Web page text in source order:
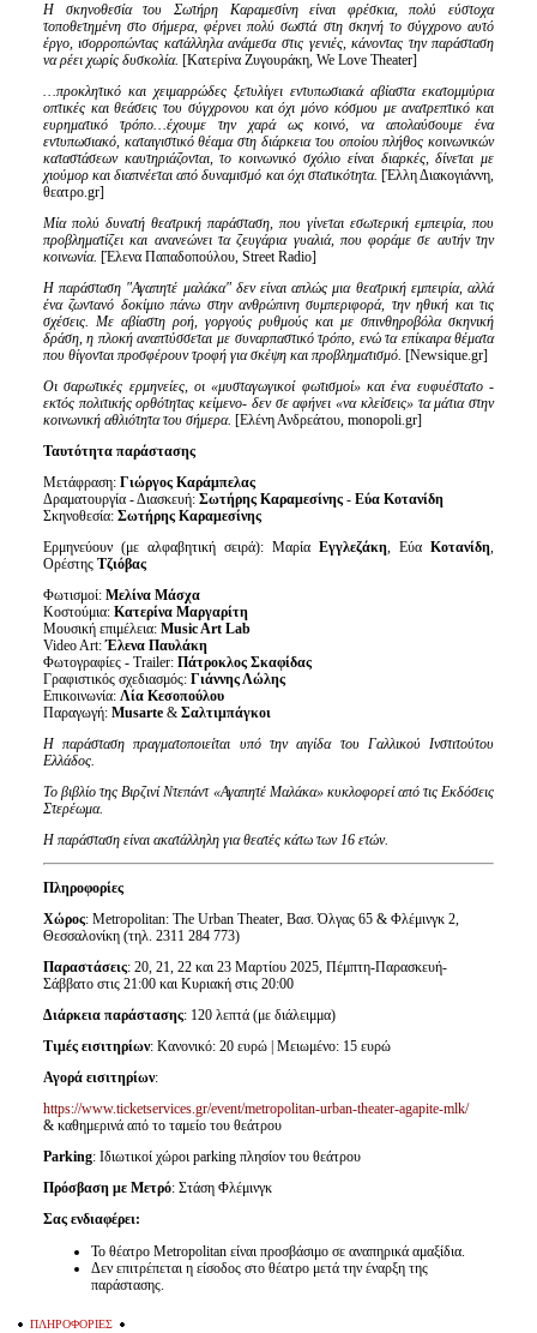
Η σκηνοθεσία του Σωτήρη Καραμεσίνη είναι φρέσκια, πολύ εύστοχα
τοποθετημένη στο σήμερα, φέρνει πολύ σωστά στη σκηνή το σύγχρονο αυτό
έργο, ισορροπώντας κατάλληλα ανάμεσα στις γενιές, κάνοντας την παράσταση
να ρέει χωρίς δυσκολία. [Κατερίνα Ζυγουράκη, We Love Theater]
…προκλητικό και χειμαρρώδες ξετυλίγει εντυπωσιακά αβίαστα εκατομμύρια
οπτικές και θεάσεις του σύγχρονου και όχι μόνο κόσμου με ανατρεπτικό και
ευρηματικό τρόπο…έχουμε την χαρά ως κοινό, να απολαύσουμε ένα
εντυπωσιακό, καταιγιστικό θέαμα στη διάρκεια του οποίου πλήθος κοινωνικών
καταστάσεων καυτηριάζονται, το κοινωνικό σχόλιο είναι διαρκές, δίνεται με
χιούμορ και διαπνέεται από δυναμισμό και όχι στατικότητα. [Έλλη Διακογιάννη,
θεατρο.gr]
Μία πολύ δυνατή θεατρική παράσταση, που γίνεται εσωτερική εμπειρία, που
προβληματίζει και ανανεώνει τα ζευγάρια γυαλιά, που φοράμε σε αυτήν την
κοινωνία. [Έλενα Παπαδοπούλου, Street Radio]
Η παράσταση "Αγαπητέ μαλάκα" δεν είναι απλώς μια θεατρική εμπειρία, αλλά
ένα ζωντανό δοκίμιο πάνω στην ανθρώπινη συμπεριφορά, την ηθική και τις
σχέσεις. Με αβίαστη ροή, γοργούς ρυθμούς και με σπινθηροβόλα σκηνική
δράση, η πλοκή αναπτύσσεται με συναρπαστικό τρόπο, ενώ τα επίκαιρα θέματα
που θίγονται προσφέρουν τροφή για σκέψη και προβληματισμό. [Newsique.gr]
Οι σαρωτικές ερμηνείες, οι «μυσταγωγικοί φωτισμοί» και ένα ευφυέστατο -
εκτός πολιτικής ορθότητας κείμενο- δεν σε αφήνει «να κλείσεις» τα μάτια στην
κοινωνική αθλιότητα του σήμερα. [Ελένη Ανδρεάτου, monopoli.gr]
Ταυτότητα παράστασης
Μετάφραση: Γιώργος Καράμπελας
Δραματουργία - Διασκευή: Σωτήρης Καραμεσίνης- Εύα Κοτανίδη
Σκηνοθεσία: Σωτήρης Καραμεσίνης
Ερμηνεύουν (με αλφαβητική σειρά): ΜαρίαΕγγλεζάκη , ΕύαΚοτανίδη
Ορέστης Τζιόβας
Φωτισμοί: Μελίνα Μάσχα
Κοστούμια: Κατερίνα Μαργαρίτη
Μουσική επιμέλεια: Music Art Lab
Video Art:Έλενα Παυλάκη
Φωτογραφίες - Trailer: Πάτροκλος Σκαφίδας
Γραφιστικός σχεδιασμός: Γιάννης Λώλης
Επικοινωνία: Λία Κεσοπούλου
Παραγωγή: Musarte& Σαλτιμπάγκοι
Η παράσταση πραγματοποιείται υπό την αιγίδα του Γαλλικού Ινστιτούτου
Ελλάδος.
Το βιβλίο της Βιρζινί Ντεπάντ «Αγαπητέ Μαλάκα» κυκλοφορεί από τις Εκδόσεις
Στερέωμα.
Η παράσταση είναι ακατάλληλη για θεατές κάτω των 16 ετών.
Πληροφορίες
Χώρος: Metropolitan: The Urban Theater, Βασ. Όλγας 65 & Φλέμινγκ 2,
Θεσσαλονίκη (τηλ. 2311 284 773)
Παραστάσεις: 20, 21, 22 και 23 Μαρτίου 2025, Πέμπτη-Παρασκευή-
Σάββατο στις 21:00 και Κυριακή στις 20:00
Διάρκεια παράστασης: 120 λεπτά (με διάλειμμα)
Τιμές εισιτηρίων: Κανονικό: 20 ευρώ | Μειωμένο: 15 ευρώ
Αγορά εισιτηρίων:
https://www.ticketservices.gr/event/metropolitan-urban-theater-agapite-mlk/
& καθημερινά από το ταμείο του θεάτρου
Parking: Ιδιωτικοί χώροι parking πλησίον του θεάτρου
Πρόσβαση με Μετρό: Στάση Φλέμινγκ
Σας ενδιαφέρει:
Το θέατρο Metropolitan είναι προσβάσιμο σε αναπηρικά αμαξίδια.
Δεν επιτρέπεται η είσοδος στο θέατρο μετά την έναρξη της
παράστασης.
ΠΛΗΡΟΦΟΡΙΕΣ